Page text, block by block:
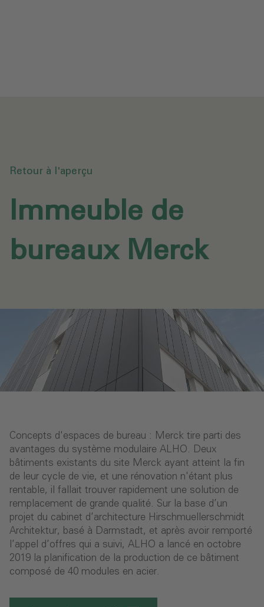
Retour à l'aperçu
Immeuble de
bureaux Merck‎
Concepts d'espaces de bureau : Merck tire parti des
avantages du système modulaire ALHO. Deux
bâtiments existants du site Merck ayant atteint la fin
de leur cycle de vie, et une rénovation n'étant plus
rentable, il fallait trouver rapidement une solution de
remplacement de grande qualité. Sur la base d’un
projet du cabinet d’architecture Hirschmuellerschmidt
Architektur, basé à Darmstadt, et après avoir remporté
l’appel d’offres qui a suivi, ALHO a lancé en octobre
2019 la planification de la production de ce bâtiment
composé de 40 modules en acier.